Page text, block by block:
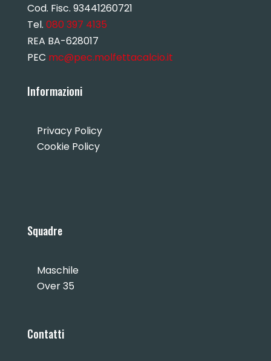
Cod. Fisc. 93441260721
Tel. 080 397 4135
REA BA-628017
PEC mc@pec.molfettacalcio.it
Informazioni
Privacy Policy
Cookie Policy
Squadre
Maschile
Over 35
Contatti